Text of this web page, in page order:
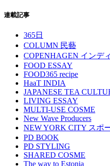
連載記事
365日
COLUMN 民藝
COPENHAGEN インデ
FOOD ESSAY
FOOD365 recipe
HaaT INDIA
JAPANESE TEA
LIVING ESSAY
MULTI-USE COSME
New Wave Producers
NEW YORK CITY スポ
PD BOOK
PD STYLING
SHARED COSME
The way to Estonia